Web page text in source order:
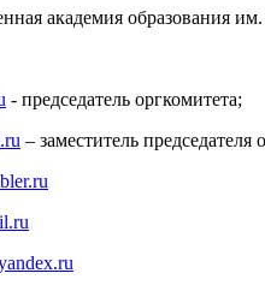
академия
- председатель оргкомитета;
– заместитель председателя